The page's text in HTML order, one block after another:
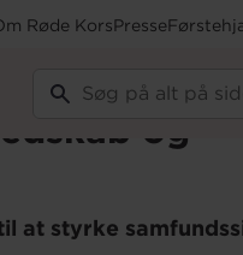
Røde KorsPresse
og
at styrke